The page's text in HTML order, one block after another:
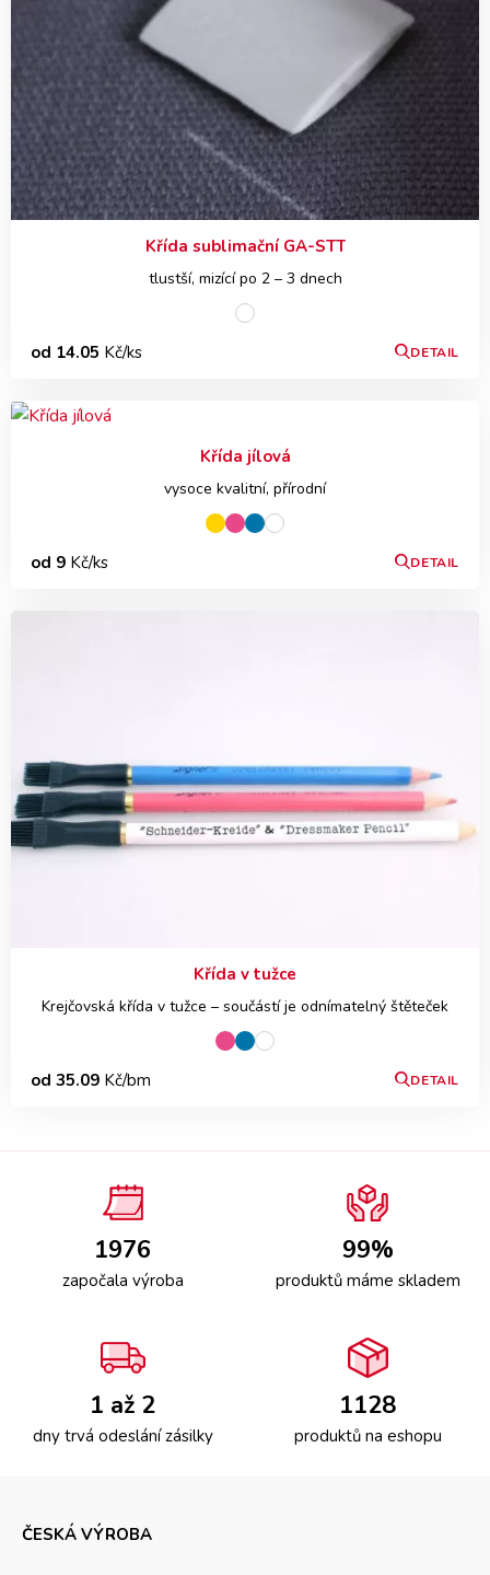
Křída sublimační GA-STT
tlustší, mizící po 2 – 3 dnech
od 14.05 Kč/ks DETAIL
Křída jílová
vysoce kvalitní, přírodní
od 9 Kč/ks DETAIL
Křída v tužce
Krejčovská křída v tužce – součástí je odnímatelný štěteček
od 35.09 Kč/bm DETAIL
1976
započala výroba
99%
produktů máme skladem
1 až 2
dny trvá odeslání zásilky
1128
produktů na eshopu
ČESKÁ VÝROBA